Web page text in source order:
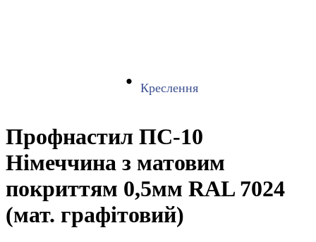
Креслення
Профнастил ПС-10
Німеччина з матовим
покриттям 0,5мм RAL 7024
(мат. графітовий)